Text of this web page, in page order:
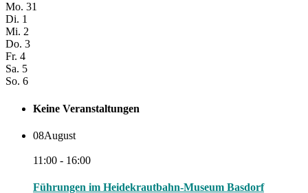
Mo. 31
Di. 1
Mi. 2
Do. 3
Fr. 4
Sa. 5
So. 6
Keine Veranstaltungen
08August
11:00 - 16:00
Führungen im Heidekrautbahn-Museum Basdorf